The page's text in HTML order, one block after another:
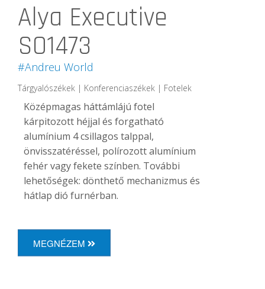
Alya Executive
SO1473
#Andreu World
Tárgyalószékek | Konferenciaszékek | Fotelek
Középmagas háttámlájú fotel
kárpitozott héjjal és forgatható
alumínium 4 csillagos talppal,
önvisszatéréssel, polírozott alumínium
fehér vagy fekete színben. További
lehetőségek: dönthető mechanizmus és
hátlap dió furnérban.
MEGNÉZEM